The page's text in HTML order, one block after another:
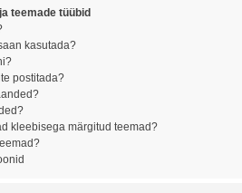
teemade tüübid
kasutada?
postitada?
kleebisega märgitud teemad?